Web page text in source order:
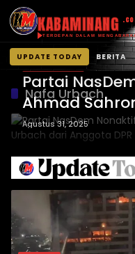
KABAMINANG
TERDEPAN DALAM
UPDATE TODAY BERITA
Langsung
konten
Nafa Urbach
UPDATE TODAY
Partai
Ahmad
dari Anggota
Agustus 31, 2025